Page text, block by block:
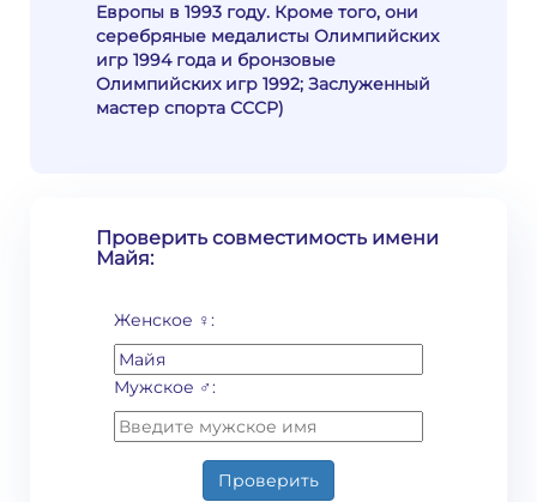
Европы в 1993 году. Кроме того, они
серебряные медалисты Олимпийских
игр 1994 года и бронзовые
Олимпийских игр 1992; Заслуженный
мастер спорта СССР)
Проверить совместимость имени
Майя:
Женское ♀:
Мужское ♂:
Проверить